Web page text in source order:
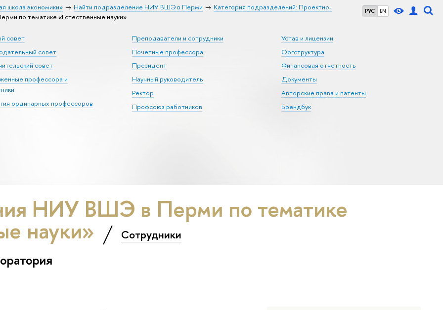
РУС EN
школа экономики» Найти подразделение НИУ ВШЭ в Перми
Категория подразделений: Проектно-
по тематике «Естественные науки»
совет
совет
совет
профессора и
ординарных профессоров
Преподаватели и сотрудники
Почетные профессора
Президент
Научный руководитель
Ректор
Профсоюз работников
Устав и лицензии
Оргструктура
Финансовая отчетность
Документы
Авторские права и патенты
Брендбук
НИУ ВШЭ в Перми по тематике
науки» Сотрудники